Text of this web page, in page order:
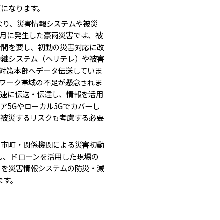
なります。
、災害情報システムや被災
に発生した豪雨災害では、被
を要し、初動の災害対応に改
システム（ヘリテレ）や被害
策本部へデータ伝送していま
ーク帯域の不足が懸念されま
に伝送・伝達し、情報を活用
5Gやローカル5Gでカバーし
災するリスクも考慮する必要
町・関係機関による災害初動
ドローンを活用した現場の
災害情報システムの防災・減
。